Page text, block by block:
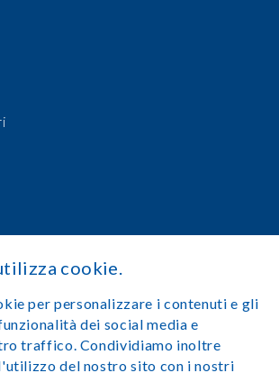
cookie.
per personalizzare i contenuti e gli
dei social media e
traffico. Condividiamo inoltre
del nostro sito con i nostri